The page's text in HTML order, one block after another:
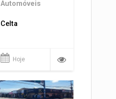
Automóveis
Celta
Hoje